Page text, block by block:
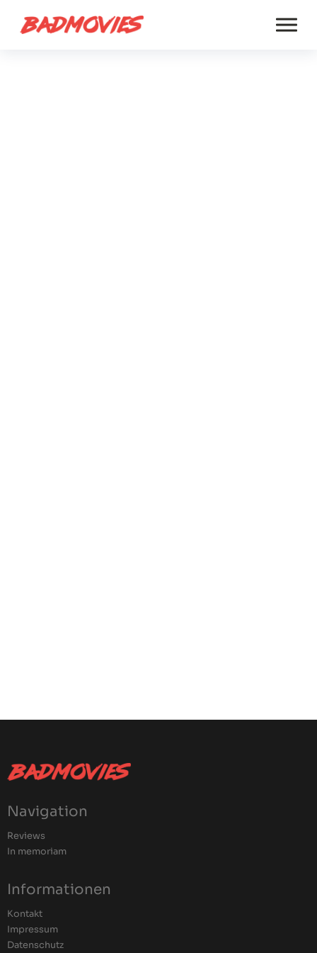
Navigation
Reviews
In memoriam
Informationen
Kontakt
Impressum
Datenschutz